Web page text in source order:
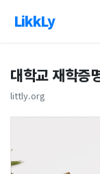
LikkLy
대학교 재학증
littly.org